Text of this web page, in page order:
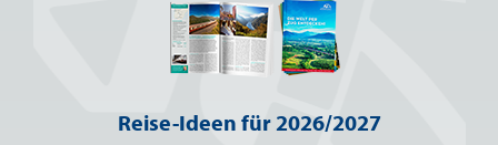
Reise-Ideen für 2026/2027